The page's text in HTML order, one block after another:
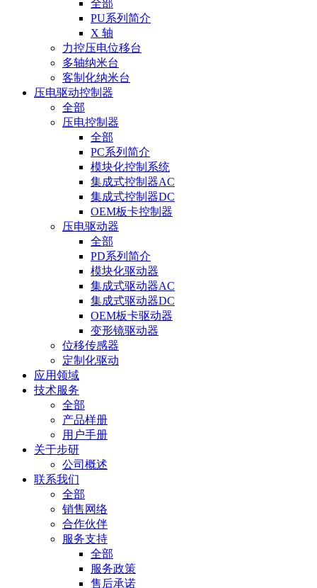
全部
PU系列简介
X 轴
力控压电位移台
多轴纳米台
客制化纳米台
压电驱动控制器
全部
压电控制器
全部
PC系列简介
模块化控制系统
集成式控制器AC
集成式控制器DC
OEM板卡控制器
压电驱动器
全部
PD系列简介
模块化驱动器
集成式驱动器AC
集成式驱动器DC
OEM板卡驱动器
变形镜驱动器
位移传感器
定制化驱动
应用领域
技术服务
全部
产品样册
用户手册
关于步研
公司概述
联系我们
全部
销售网络
合作伙伴
服务支持
全部
服务政策
售后承诺